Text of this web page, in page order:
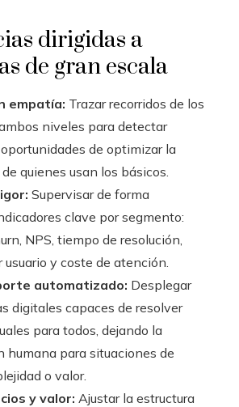
dirigidas a
de gran escala
empatía: Trazar recorridos de los
niveles para detectar
de optimizar la
quienes usan los básicos.
Supervisar de forma
clave por segmento:
NPS, tiempo de resolución,
usuario y coste de atención.
automatizado: Desplegar
digitales capaces de resolver
para todos, dejando la
humana para situaciones de
o valor.
y valor: Ajustar la estructura